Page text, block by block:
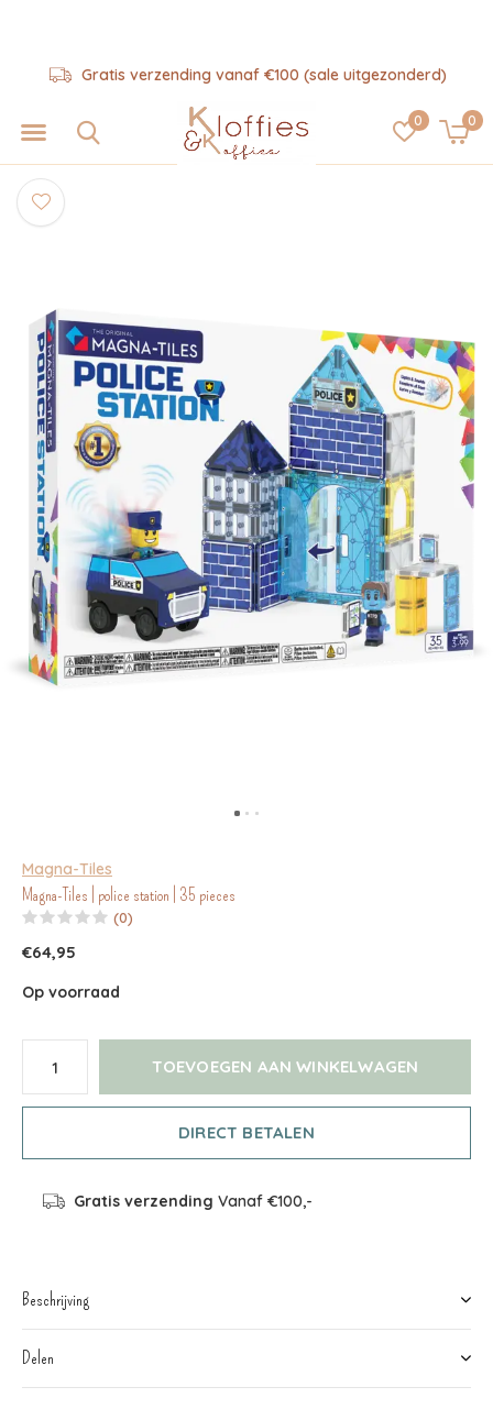
0 0
Gratis verzending vanaf €100 (sale uitgezonderd)
Magna-Tiles
Magna-Tiles | police station | 35 pieces
(0)
€64,95
Op voorraad
TOEVOEGEN AAN WINKELWAGEN
DIRECT BETALEN
Gratis verzending Vanaf €100,-
Beschrijving
Delen